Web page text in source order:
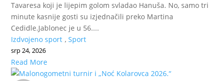
Tavaresa koji je lijepim golom svladao Hanuša. No, samo tri
minute kasnije gosti su izjednačili preko Martina
Cedidle.Jablonec je u 56....
Izdvojeno sport ,Sport
srp 24, 2026
Read More